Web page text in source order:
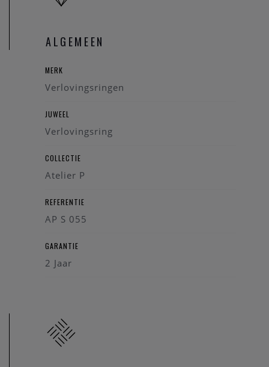
ALGEMEEN
MERK
Verlovingsringen
JUWEEL
Verlovingsring
COLLECTIE
Atelier P
REFERENTIE
AP S 055
GARANTIE
2 Jaar